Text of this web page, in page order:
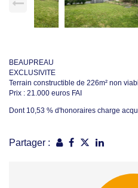
BEAUPREAU
EXCLUSIVITE
Terrain constructible de 226m² non
Prix : 21.000 euros FAI
Dont 10,53 % d'honoraires charge
Partager :